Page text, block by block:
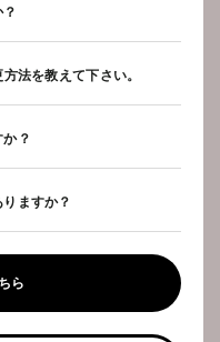
法を教えて下さい。
？
ますか？
ら